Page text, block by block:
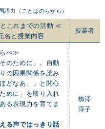
力（ことばのちから）
これまでの活動 ≪
名と授業内容
授業者
べ≫
のために」。自動
の因果関係を読み
どなあ。」と関心
めに」を取り入れ
る表現力を育てま
る声ではっきり話
栁澤
淳子